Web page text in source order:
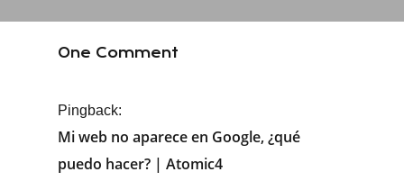
One Comment
Pingback:
Mi web no aparece en Google, ¿qué
puedo hacer? | Atomic4